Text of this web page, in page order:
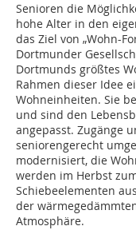
Senioren die
hohe Alter in den
das Ziel von „Wohn-
Dortmunder
Dortmunds größtes
Rahmen dieser Idee
Wohneinheiten. Sie
und sind den
angepasst. Zugänge
seniorengerecht
modernisiert, die
werden im Herbst
Schiebeelementen
der
Atmosphäre.